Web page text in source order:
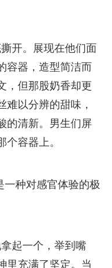
开。展现在他们面
容器，造型简洁而
，但那股奶香却更
难以分辨的甜味，
的清新。男生们屏
容器上。
一种对感官体验的极
起一个，举到嘴
里充满了坚定。当